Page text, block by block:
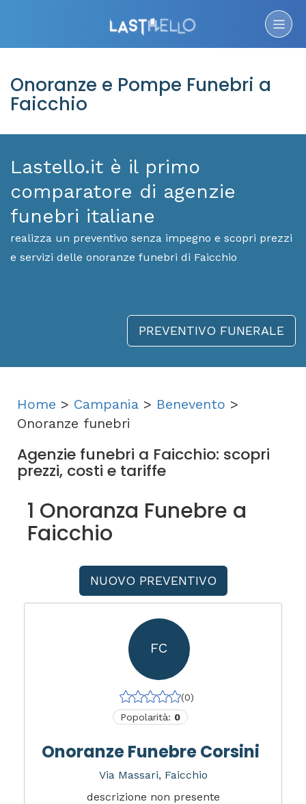
Onoranze e Pompe Funebri a
Faicchio
Lastello.it è il primo
comparatore di agenzie
funebri italiane
realizza un preventivo senza impegno e scopri prezzi
e servizi delle onoranze funebri di Faicchio
PREVENTIVO FUNERALE
Home > Campania > Benevento >
Onoranze funebri
Agenzie funebri a Faicchio: scopri
prezzi, costi e tariffe
1 Onoranza Funebre a
Faicchio
NUOVO PREVENTIVO
FC
(0)
Popolarità: 0
Onoranze Funebre Corsini
Via Massari, Faicchio
descrizione non presente